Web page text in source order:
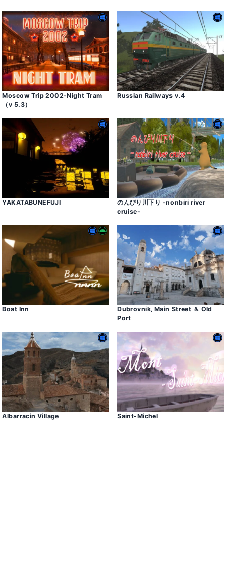
Moscow Trip 2002-Night Tram
（v 5․3）
Russian Railways v․4
YAKATABUNEFUJI
のんびり川下り -nonbiri river
cruise-
Boat Inn
Dubrovnik‚ Main Street ＆ Old
Port
Albarracin Village Saint-Michel